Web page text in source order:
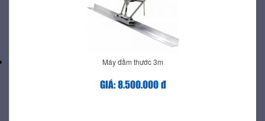
Máy đầm thước 3m
GIÁ: 8.500.000 đ